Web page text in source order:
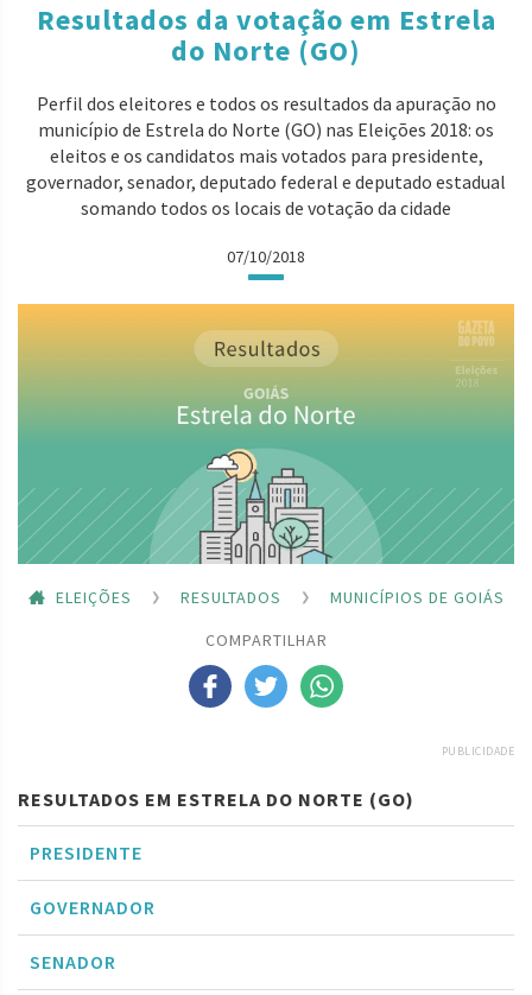
Resultados da votação em Estrela
do Norte (GO)
Perfil dos eleitores e todos os resultados da apuração no
município de Estrela do Norte (GO) nas Eleições 2018: os
eleitos e os candidatos mais votados para presidente,
governador, senador, deputado federal e deputado estadual
somando todos os locais de votação da cidade
07/10/2018
ELEIÇÕES RESULTADOS
MUNICÍPIOS DE GOIÁS
COMPARTILHAR
PUBLICIDADE
RESULTADOS EM ESTRELA DO NORTE (GO)
PRESIDENTE
GOVERNADOR
SENADOR